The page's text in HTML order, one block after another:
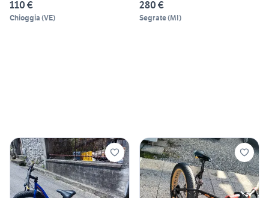
110 €
Chioggia (VE)
280 €
Segrate(MI)